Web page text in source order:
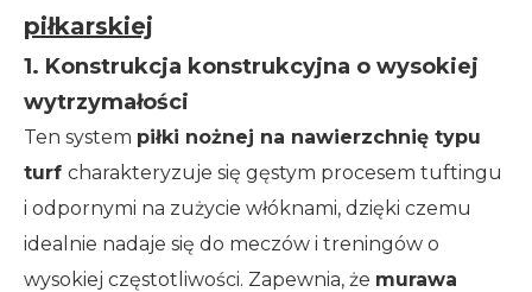
piłkarskiej
1. Konstrukcja konstrukcyjna o wysokiej
wytrzymałości
Ten system piłki nożnej na nawierzchnię typu
turf charakteryzuje się gęstym procesem tuftingu
i odpornymi na zużycie włóknami, dzięki czemu
idealnie nadaje się do meczów i treningów o
wysokiej częstotliwości. Zapewnia, że ​​murawa